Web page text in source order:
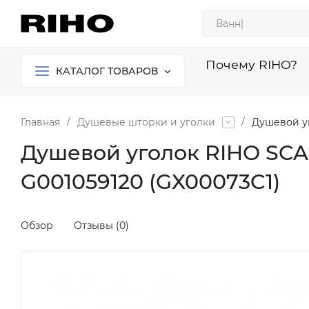
КАТАЛОГ ТОВАРОВ Почему RIHO?
Главная / Душевые шторки и уголки / Душевой
Душевой уголок RIHO
G001059120 (GX00073C1)
Обзор Отзывы (0)